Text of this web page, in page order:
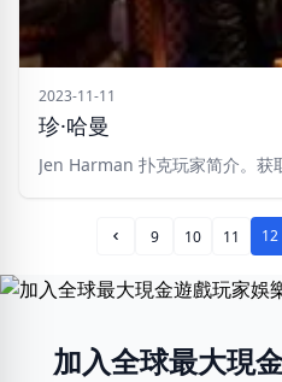
2023-11-11
珍·哈曼
Jen Harman 扑克玩家简介。获
Prev Page
9 10 11 12
加入全球最大現